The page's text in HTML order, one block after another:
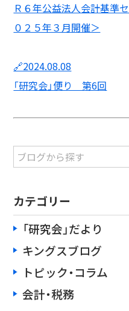
Ｒ６年公益法人会計基準
０２５年３月開催＞
🔗2024.08.08
「研究会」便り 第6回
カテゴリー
「研究会」だより
キングスブログ
トピック・コラム
会計・税務